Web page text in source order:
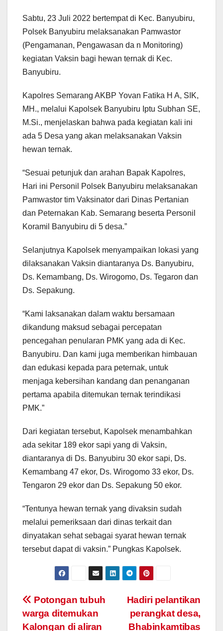
Sabtu, 23 Juli 2022 bertempat di Kec. Banyubiru,
Polsek Banyubiru melaksanakan Pamwastor
(Pengamanan, Pengawasan da n Monitoring)
kegiatan Vaksin bagi hewan ternak di Kec.
Banyubiru.
Kapolres Semarang AKBP Yovan Fatika H A, SIK,
MH., melalui Kapolsek Banyubiru Iptu Subhan SE,
M.Si., menjelaskan bahwa pada kegiatan kali ini
ada 5 Desa yang akan melaksanakan Vaksin
hewan ternak.
“Sesuai petunjuk dan arahan Bapak Kapolres,
Hari ini Personil Polsek Banyubiru melaksanakan
Pamwastor tim Vaksinator dari Dinas Pertanian
dan Peternakan Kab. Semarang beserta Personil
Koramil Banyubiru di 5 desa.”
Selanjutnya Kapolsek menyampaikan lokasi yang
dilaksanakan Vaksin diantaranya Ds. Banyubiru,
Ds. Kemambang, Ds. Wirogomo, Ds. Tegaron dan
Ds. Sepakung.
“Kami laksanakan dalam waktu bersamaan
dikandung maksud sebagai percepatan
pencegahan penularan PMK yang ada di Kec.
Banyubiru. Dan kami juga memberikan himbauan
dan edukasi kepada para peternak, untuk
menjaga kebersihan kandang dan penanganan
pertama apabila ditemukan ternak terindikasi
PMK.”
Dari kegiatan tersebut, Kapolsek menambahkan
ada sekitar 189 ekor sapi yang di Vaksin,
diantaranya di Ds. Banyubiru 30 ekor sapi, Ds.
Kemambang 47 ekor, Ds. Wirogomo 33 ekor, Ds.
Tengaron 29 ekor dan Ds. Sepakung 50 ekor.
“Tentunya hewan ternak yang divaksin sudah
melalui pemeriksaan dari dinas terkait dan
dinyatakan sehat sebagai syarat hewan ternak
tersebut dapat di vaksin.” Pungkas Kapolsek.
Post
navigation
Hadiri pelantikan
perangkat desa,
Bhabinkamtibas
Potongan tubuh
warga ditemukan
Kalongan di aliran